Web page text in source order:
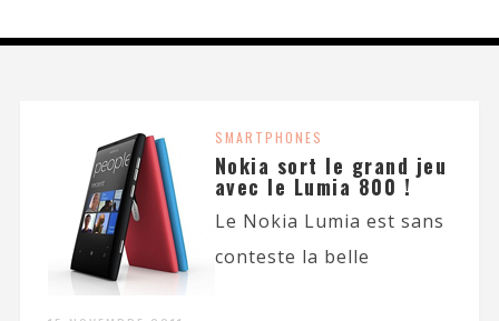
SMARTPHONES
Nokia sort le grand jeu
avec le Lumia 800 !
Le Nokia Lumia est sans
conteste la belle